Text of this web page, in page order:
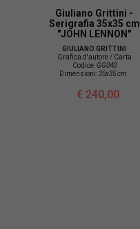
Giuliano Grittini -
Serigrafia 35x35 cm
"JOHN LENNON"
GIULIANO GRITTINI
Grafica d'autore / Carta
Codice:GG040
Dimensioni:35x35 cm.
€ 240,00